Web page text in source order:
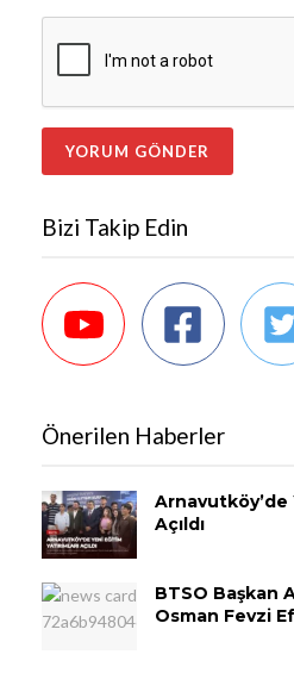
Bizi Takip Edin
Önerilen Haberler
Arnavutköy’de
Açıldı
BTSO Başkan
Osman Fevzi